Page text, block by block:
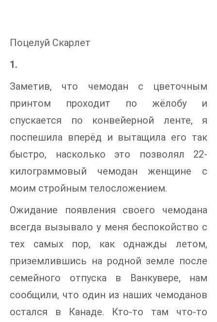
Поцелуй Скарлет
1.
Заметив, что чемодан с цветочным
принтом проходит по жёлобу и
спускается по конвейерной ленте, я
поспешила вперёд и вытащила его так
быстро, насколько это позволял 22-
килограммовый чемодан женщине с
моим стройным телосложением.
Ожидание появления своего чемодана
всегда вызывало у меня беспокойство с
тех самых пор, как однажды летом,
приземлившись на родной земле после
семейного отпуска в Ванкувере, нам
сообщили, что один из наших чемоданов
остался в Канаде. Кто-то там что-то